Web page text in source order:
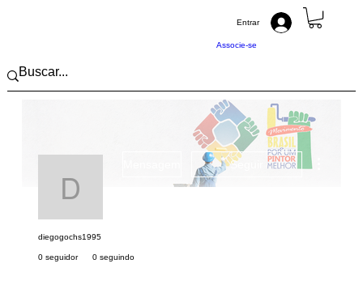
Associe-se
Entrar
diegogochs1995
Seguir
diegogochs1995
0 seguidor 0 seguindo